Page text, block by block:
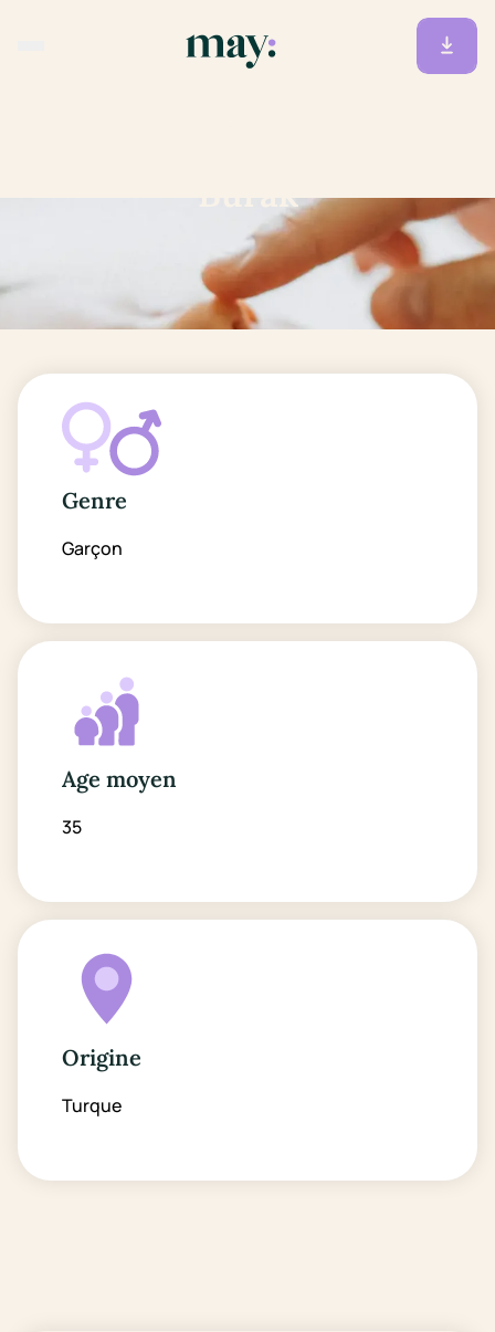
Burak
Genre
Garçon
Age moyen
35
Origine
Turque